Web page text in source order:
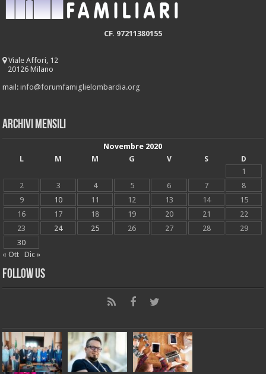
CF. 97211380155
Viale Affori, 12
20126 Milano
mail:info@forumfamiglielombardia.org
Archivi mensili
Novembre 2020
L
M M G V S
D
1
2
3 4 5 6 7
8
9
10 11 12 13 14
15
16
17 18 19 20 21
22
23
24 25 26 27 28
29
30
« Ott
Dic »
Follow Us